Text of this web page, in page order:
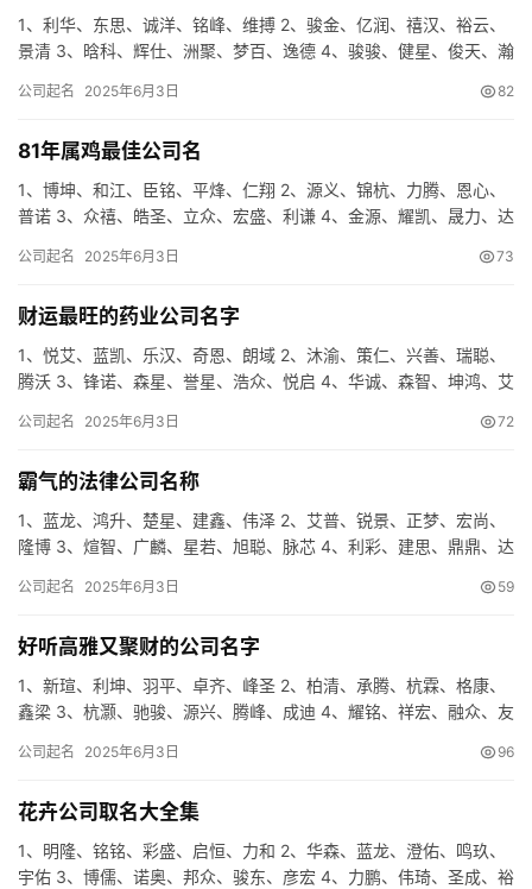
1、利华、东思、诚洋、铭峰、维搏 2、骏金、亿润、禧汉、裕云、
景清 3、晗科、辉仕、洲聚、梦百、逸德 4、骏骏、健星、俊天、瀚
公司起名 2025年6月3日 82
81年属鸡最佳公司名
1、博坤、和江、臣铭、平烽、仁翔 2、源义、锦杭、力腾、恩心、
普诺 3、众禧、皓圣、立众、宏盛、利谦 4、金源、耀凯、晟力、达
公司起名 2025年6月3日 73
财运最旺的药业公司名字
1、悦艾、蓝凯、乐汉、奇恩、朗域 2、沐渝、策仁、兴善、瑞聪、
腾沃 3、锋诺、森星、誉星、浩众、悦启 4、华诚、森智、坤鸿、艾
公司起名 2025年6月3日 72
霸气的法律公司名称
1、蓝龙、鸿升、楚星、建鑫、伟泽 2、艾普、锐景、正梦、宏尚、
隆博 3、煊智、广麟、星若、旭聪、脉芯 4、利彩、建思、鼎鼎、达
公司起名 2025年6月3日 59
好听高雅又聚财的公司名字
1、新瑄、利坤、羽平、卓齐、峰圣 2、柏清、承腾、杭霖、格康、
鑫梁 3、杭灏、驰骏、源兴、腾峰、成迪 4、耀铭、祥宏、融众、友
公司起名 2025年6月3日 96
花卉公司取名大全集
1、明隆、铭铭、彩盛、启恒、力和 2、华森、蓝龙、澄佑、鸣玖、
宇佑 3、博儒、诺奥、邦众、骏东、彦宏 4、力鹏、伟琦、圣成、裕